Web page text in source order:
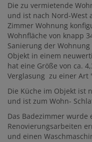
Die zu vermietende
und ist nach Nord-West
Zimmer Wohnung
Wohnfläche von knapp
Sanierung der
Objekt in einem
hat eine Größe von ca.
Verglasung zu einer Art
Die Küche im Objekt ist
und ist zum Wohn-
Das Badezimmer wurde
Renovierungsarbeiten
und einen